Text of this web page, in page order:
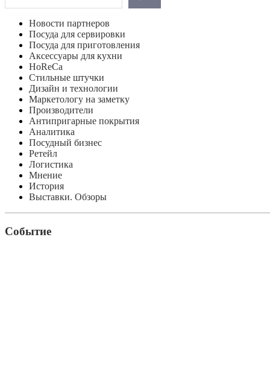
Новости партнеров
Посуда для сервировки
Посуда для приготовления
Аксессуары для кухни
HoReCa
Стильные штучки
Дизайн и технологии
Маркетологу на заметку
Производители
Антипригарные покрытия
Аналитика
Посудный бизнес
Ретейл
Логистика
Мнение
История
Выставки. Обзоры
Событие